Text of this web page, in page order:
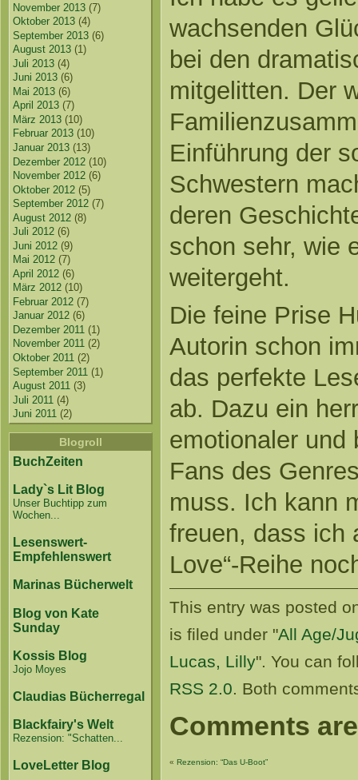
November 2013 (7)
Oktober 2013 (4)
September 2013 (6)
August 2013 (1)
Juli 2013 (4)
Juni 2013 (6)
Mai 2013 (6)
April 2013 (7)
März 2013 (10)
Februar 2013 (10)
Januar 2013 (13)
Dezember 2012 (10)
November 2012 (6)
Oktober 2012 (5)
September 2012 (7)
August 2012 (8)
Juli 2012 (6)
Juni 2012 (9)
Mai 2012 (7)
April 2012 (6)
März 2012 (10)
Februar 2012 (7)
Januar 2012 (6)
Dezember 2011 (1)
November 2011 (2)
Oktober 2011 (2)
September 2011 (1)
August 2011 (3)
Juli 2011 (4)
Juni 2011 (2)
Blogroll
BuchZeiten
Lady`s Lit Blog
Unser Buchtipp zum
Wochen...
Lesenswert-
Empfehlenswert
Marinas Bücherwelt
Blog von Kate
Sunday
Kossis Blog
Jojo Moyes
Claudias Bücherregal
Blackfairy's Welt
Rezension: "Schatten...
LoveLetter Blog
wachsenden
bei den
mitgelitten. Der
Einführung der
Schwestern
deren
schon sehr, wie
weitergeht.
Die feine Prise
Autorin schon
das perfekte
ab. Dazu ein
emotionaler und
Fans des
muss. Ich kann
freuen, dass ich
Love“-Reihe
This entry was posted
is filed under "All Age/
Lucas, Lilly". You can
RSS 2.0. Both
Comments
« Rezension: “Das U-Boot”